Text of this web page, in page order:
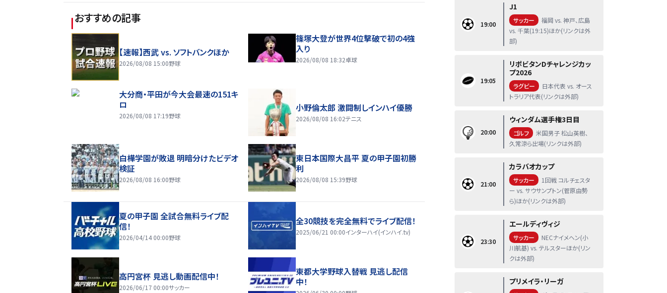
おすすめの記事
【速報】西武 vs. ソフトバンクほか
2026/08/08 15:00野球
篠塚大登が世界4位撃破で初の4強
入り
2026/08/08 18:32卓球
大分商・平田が今大会最速の151キ
ロ
2026/08/08 17:19野球
小野倫太郎 激闘制しインハイ優勝
2026/08/08 16:02テニス
白樺学園が敗退 明暗分けたビデオ
検証
2026/08/08 16:00野球
東日本国際大昌平 夏の甲子園初勝
利
2026/08/08 15:39野球
夏の甲子園 全試合無料ライブ配
信！
2026/04/14 00:00野球
全30競技を完全無料でライブ配信！
2025/06/21 00:00インターハイ(インハイ.tv)
高円宮杯 見逃し動画配信中！
2026/06/17 00:00サッカー
東都大学野球入替戦 見逃し配信
中！
19:00
J1
サッカー
福岡 vs. 神戸、広島
vs. 千葉(19:15)ほか(リンクは外
部)
19:05
リポビタンDチャレンジカッ
プ2026
ラグビー
日本代表 vs. オース
トラリア代表(リンクは外部)
20:00
ウィンダム選手権3日目
ゴルフ
米国男子 松山英樹、
久常涼ら出場(リンクは外部)
21:00
カラバオカップ
サッカー
1回戦 コルチェスタ
ー vs. サウサンプトン(菅原由勢
ら)ほか(リンクは外部)
23:30
エールディヴィジ
サッカー
NECナイメヘン(小
川航基) vs. テルスターほか(リン
クは外部)
プリメイラ・リーガ